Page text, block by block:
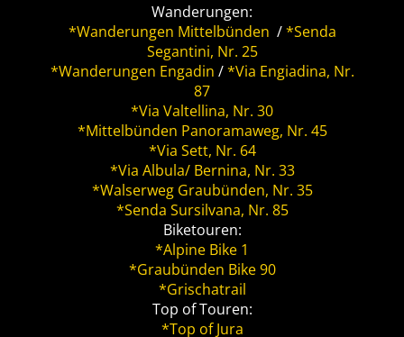
Wanderungen:
*Wanderungen Mittelbünden /*Senda
Segantini, Nr. 25
*Wanderungen Engadin /*Via Engiadina, Nr.
87
*Via Valtellina, Nr. 30
*Mittelbünden Panoramaweg, Nr. 45
*Via Sett, Nr. 64
*Via Albula/ Bernina, Nr. 33
*Walserweg Graubünden, Nr. 35
*Senda Sursilvana, Nr. 85
Biketouren:
*Alpine Bike 1
*Graubünden Bike 90
*Grischatrail
Top of Touren:
*Top of Jura